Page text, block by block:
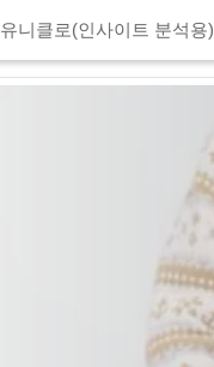
유니클로(인사이트 분석용)